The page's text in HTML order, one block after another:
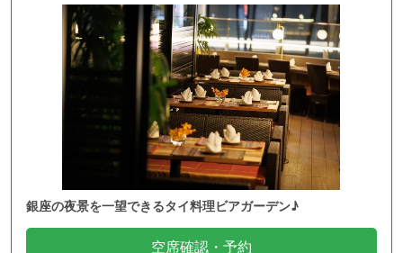
銀座の夜景を一望できるタイ料理ビアガーデン♪
空席確認・予約